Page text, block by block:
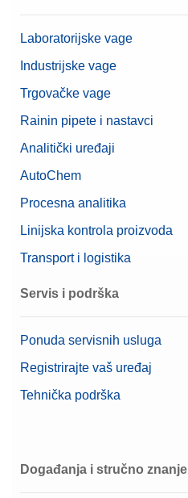
Laboratorijske vage
Industrijske vage
Trgovačke vage
Rainin pipete i nastavci
Analitički uređaji
AutoChem
Procesna analitika
Linijska kontrola proizvoda
Transport i logistika
Servis i podrška
Ponuda servisnih usluga
Registrirajte vaš uređaj
Tehnička podrška
Događanja i stručno znanje